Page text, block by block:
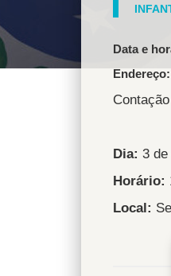
Data e
Endereço
Dia: 3
Horário:
Local: